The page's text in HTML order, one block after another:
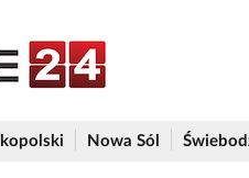
Nowa Sól